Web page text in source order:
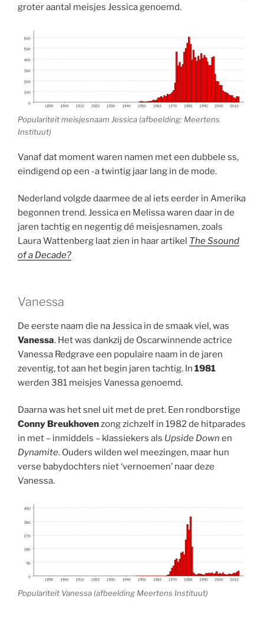
groter aantal meisjes Jessica genoemd.
Populariteit meisjesnaam Jessica (afbeelding: Meertens
Instituut)
Vanaf dat moment waren namen met een dubbele ss,
eindigend op een -a twintig jaar lang in de mode.
Nederland volgde daarmee de al iets eerder in Amerika
begonnen trend. Jessica en Melissa waren daar in de
jaren tachtig en negentig dé meisjesnamen, zoals
Laura Wattenberg laat zien in haar artikel The Ssound
of a Decade?
Vanessa
De eerste naam die na Jessica in de smaak viel, was
Vanessa. Het was dankzij de Oscarwinnende actrice
Vanessa Redgrave een populaire naam in de jaren
zeventig, tot aan het begin jaren tachtig. In 1981
werden 381 meisjes Vanessa genoemd.
Daarna was het snel uit met de pret. Een rondborstige
Conny Breukhovenzong zichzelf in 1982 de hitparades
in met – inmiddels – klassiekers als Upside Down en
Dynamite. Ouders wilden wel meezingen, maar hun
verse babydochters niet ‘vernoemen’ naar deze
Vanessa.
Populariteit Vanessa (afbeelding Meertens Instituut)